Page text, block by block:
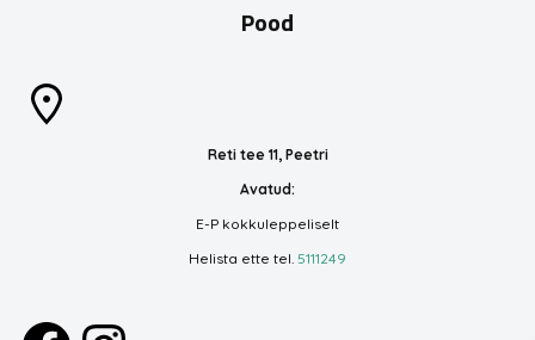
Pood
Reti tee 11, Peetri
Avatud:
E-P kokkuleppeliselt
Helista ette tel. 5111249